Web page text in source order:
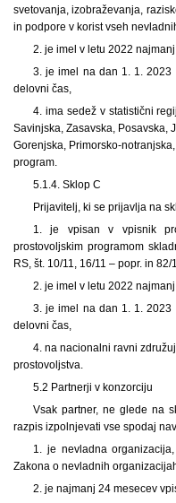
svetovanja, izobraževanja,
in podpore v korist vseh
2. je imel v letu 2022
3. je imel na dan 1. 1.
delovni čas,
4. ima sedež v statistični
Savinjska, Zasavska, Posavska,
Gorenjska, Primorsko-
program.
5.1.4. Sklop C
Prijavitelj, ki se prijavlja na
1. je vpisan v vpisnik
prostovoljskim programom
RS, št. 10/11, 16/11 – popr. in 82/
2. je imel v letu 2022
3. je imel na dan 1. 1.
delovni čas,
4. na nacionalni ravni
prostovoljstva.
5.2 Partnerji v konzorciju
Vsak partner, ne glede na
razpis izpolnjevati vse spodaj
1. je nevladna
Zakona o nevladnih
2. je najmanj 24 mesecev